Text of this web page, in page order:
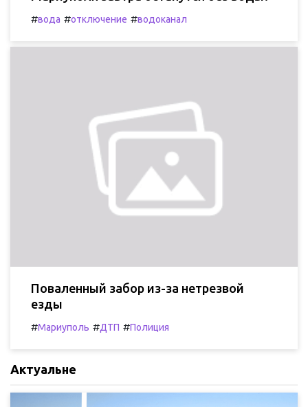
#вода #отключение #водоканал
Поваленный забор из-за нетрезвой
езды
#Мариуполь #ДТП #Полиция
Актуальне